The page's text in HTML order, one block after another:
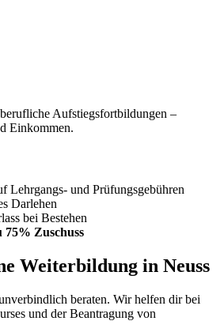
Aufstiegsfortbildungen –
Einkommen.
Lehrgangs- und Prüfungsgebühren
Darlehen
bei Bestehen
75% Zuschuss
Weiterbildung in Neuss
beraten. Wir helfen dir bei
und der Beantragung von